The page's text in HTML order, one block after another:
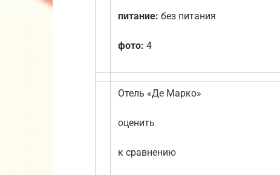
питание: без питания
фото: 4
Отель «Де Марко»
оценить
к сравнению